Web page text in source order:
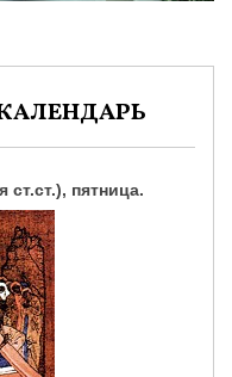
ст.ст.), пятница.